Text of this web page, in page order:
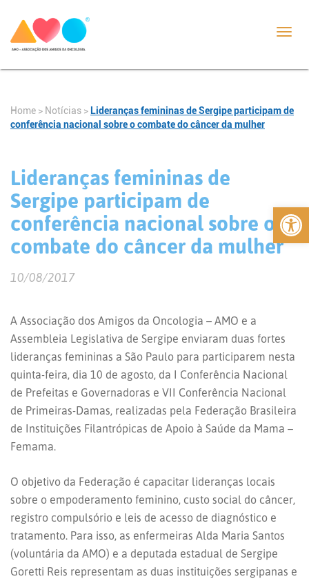
Abrir
Home > Notícias > Lideranças femininas de Sergipe participam de
conferência nacional sobre o combate do câncer da mulher
Lideranças femininas de
Sergipe participam de
conferência nacional sobre o
combate do câncer da mulher
10/08/2017
A Associação dos Amigos da Oncologia – AMO e a
Assembleia Legislativa de Sergipe enviaram duas fortes
lideranças femininas a São Paulo para participarem nesta
quinta-feira, dia 10 de agosto, da I Conferência Nacional
de Prefeitas e Governadoras e VII Conferência Nacional
de Primeiras-Damas, realizadas pela Federação Brasileira
de Instituições Filantrópicas de Apoio à Saúde da Mama –
Femama.
O objetivo da Federação é capacitar lideranças locais
sobre o empoderamento feminino, custo social do câncer,
registro compulsório e leis de acesso de diagnóstico e
tratamento. Para isso, as enfermeiras Alda Maria Santos
(voluntária da AMO) e a deputada estadual de Sergipe
Goretti Reis representam as duas instituições sergipanas e